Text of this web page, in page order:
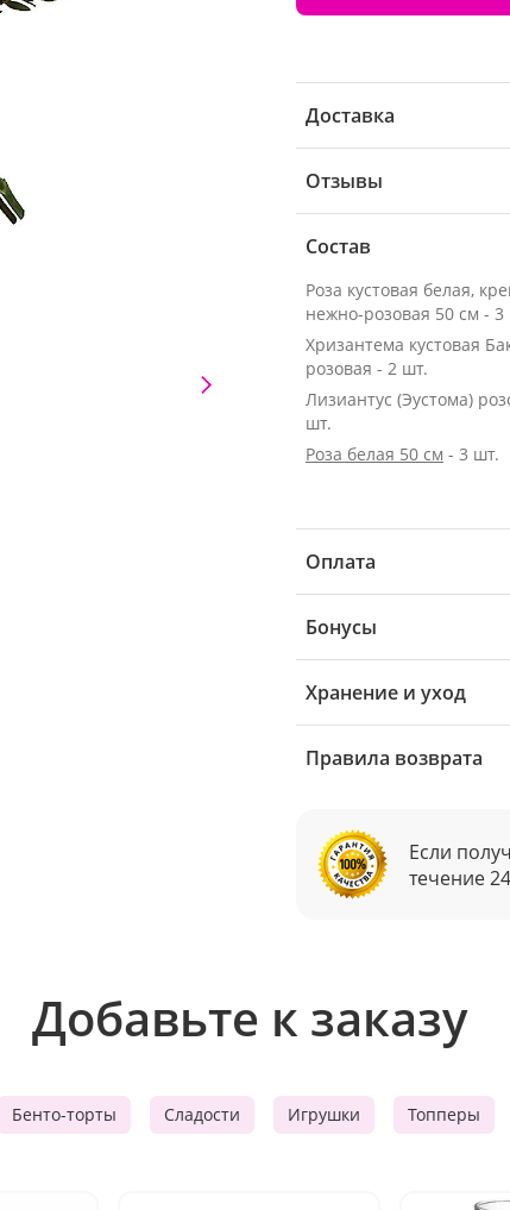
Доставка
Отзывы
Состав
Роза кустовая белая,
нежно-розовая 50 см - 3
Хризантема кустовая
розовая - 2 шт.
Лизиантус (Эустома)
шт.
Роза белая 50 см - 3 шт.
Оплата
Бонусы
Хранение и уход
Правила возврата
Если
течение
Добавьте к заказу
Бенто-торты Сладости Игрушки Топперы